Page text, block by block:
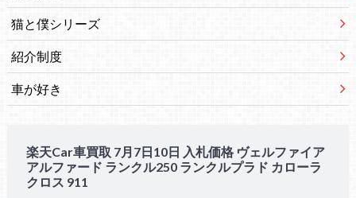
猫と僕シリーズ
紹介制度
車が好き
楽天Car車買取 7月7日10日 入札価格 ヴェルファイア
アルファード ランクル250 ランクルプラド カローラ
クロス 911